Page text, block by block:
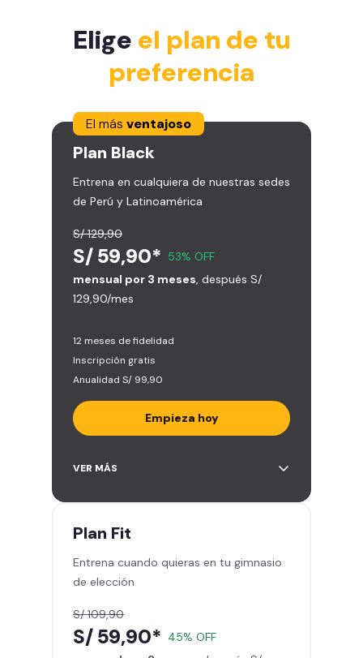
Elige el plan de tu
preferencia
El más ventajoso
Plan Black
Entrena en cualquiera de nuestras sedes
de Perú y Latinoamérica
S/ 129,90
S/ 59,90* 53% OFF
mensual por 3 meses , después S/
129,90/mes
12 meses de fidelidad
Inscripción gratis
Anualidad S/ 99,90
Empieza hoy
Entrena en todos los gimnasios de
(+2.000)
de peso libre e integrado -
Máquinas, pesas, discos y barras
Clases grupales con profesores -
Smart Fit App - Tu plan de
entrenamiento personalizado
VER MÁS
Plan Fit
Entrena cuando quieras en tu gimnasio
de elección
S/ 109,90
S/ 59,90* 45% OFF